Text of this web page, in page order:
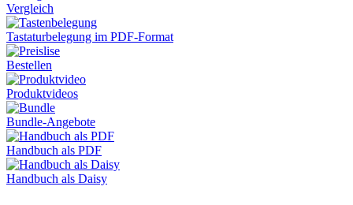
Vergleich
Tastaturbelegung im PDF-Format
Bestellen
Produktvideos
Bundle-Angebote
Handbuch als PDF
Handbuch als Daisy